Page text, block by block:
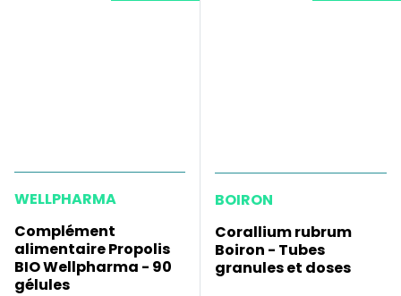
WELLPHARMA
Complément
alimentaire Propolis
BIO Wellpharma - 90
gélules
BOIRON
Corallium rubrum
Boiron - Tubes
granules et doses